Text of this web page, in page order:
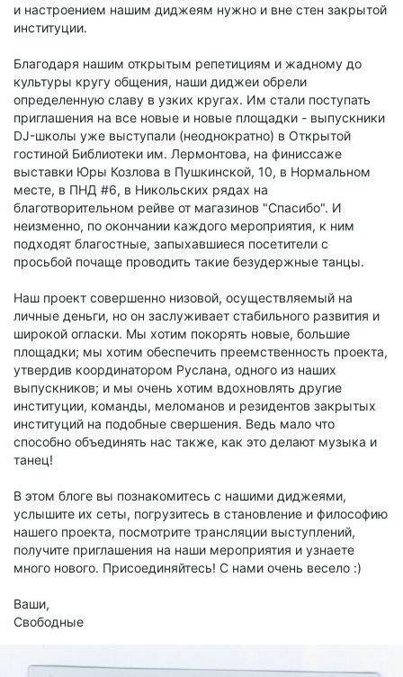
и настроением нашим диджеям нужно и вне стен закрытой
институции.
Благодаря нашим открытым репетициям и жадному до
культуры кругу общения, наши диджеи обрели
определенную славу в узких кругах. Им стали поступать
приглашения на все новые и новые площадки - выпускники
DJ-школы уже выступали (неоднократно) в Открытой
гостиной Библиотеки им. Лермонтова, на финиссаже
выставки Юры Козлова в Пушкинской, 10, в Нормальном
месте, в ПНД #6, в Никольских рядах на
благотворительном рейве от магазинов "Спасибо". И
неизменно, по окончании каждого мероприятия, к ним
подходят благостные, запыхавшиеся посетители с
просьбой почаще проводить такие безудержные танцы.
Наш проект совершенно низовой, осуществляемый на
личные деньги, но он заслуживает стабильного развития и
широкой огласки. Мы хотим покорять новые, большие
площадки; мы хотим обеспечить преемственность проекта,
утвердив координатором Руслана, одного из наших
выпускников; и мы очень хотим вдохновлять другие
институции, команды, меломанов и резидентов закрытых
институций на подобные свершения. Ведь мало что
способно объединять нас также, как это делают музыка и
танец!
В этом блоге вы познакомитесь с нашими диджеями,
услышите их сеты, погрузитесь в становление и философию
нашего проекта, посмотрите трансляции выступлений,
получите приглашения на наши мероприятия и узнаете
много нового. Присоединяйтесь! С нами очень весело :)
Ваши,
Свободные